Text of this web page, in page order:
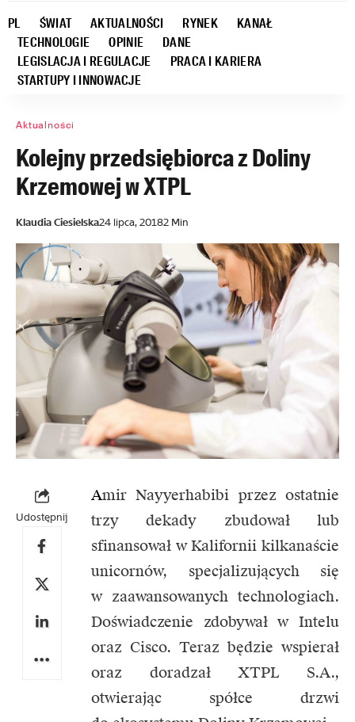
PL ŚWIAT AKTUALNOŚCI RYNEK
KANAŁ
TECHNOLOGIE
OPINIE
DANE
LEGISLACJA I REGULACJE
PRACA I KARIERA
STARTUPY I INNOWACJE
Aktualności
Kolejny przedsiębiorca z Doliny
Krzemowej w XTPL
Klaudia Ciesielska24 lipca, 20182 Min
Udostępnij
Amir Nayyerhabibi przez ostatnie
trzy dekady zbudował lub
sfinansował w Kalifornii kilkanaście
unicornów, specjalizujących się
w zaawansowanych technologiach.
Doświadczenie zdobywał w Intelu
oraz Cisco. Teraz będzie wspierał
oraz doradzał XTPL S.A.,
otwierając spółce drzwi